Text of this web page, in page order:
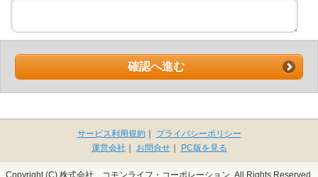
確認へ進む
サービス利用規約｜
プライバシーポリシー
運営会社
お問合せ｜ PC版を見る